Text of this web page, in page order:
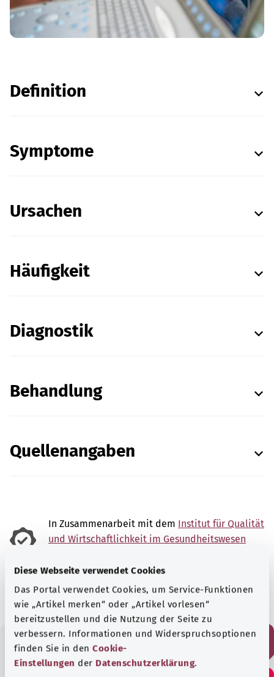
Diese Webseite verwendet Cookies
Das Portal verwendet Cookies, um Service-Funktionen
wie „Artikel merken“ oder „Artikel vorlesen“
bereitzustellen und die Nutzung der Seite zu
verbessern. Informationen und Widerspruchsoptionen
finden Sie in den Cookie-
Einstellungen der Datenschutzerklärung.
Definition
Symptome
Ursachen
Häufigkeit
Diagnostik
Behandlung
Quellenangaben
In Zusammenarbeit mit dem Institut für Qualität
und Wirtschaftlichkeit im Gesundheitswesen
Stand:23.02.2025
Fanden Sie diesen Artikel